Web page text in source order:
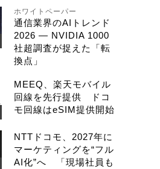
ホワイトペーパー
通信業界のAIトレンド
2026 ― NVIDIA 1000
社超調査が捉えた「転
換点」
MEEQ、楽天モバイル
回線を先行提供 ドコ
モ回線はeSIM提供開始
NTTドコモ、2027年に
マーケティングを“フル
AI化”へ 「現場社員も